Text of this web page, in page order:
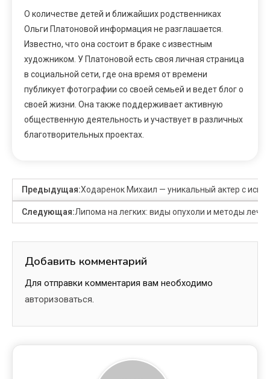
О количестве детей и ближайших родственниках
Ольги Платоновой информация не разглашается.
Известно, что она состоит в браке с известным
художником. У Платоновой есть своя личная страница
в социальной сети, где она время от времени
публикует фотографии со своей семьей и ведет блог о
своей жизни. Она также поддерживает активную
общественную деятельность и участвует в различных
благотворительных проектах.
Предыдущая:Ходаренок Михаил — уникальный актер с
Следующая:Липома на легких: виды опухоли и методы
Добавить комментарий
Для отправки комментария вам необходимо
авторизоваться.